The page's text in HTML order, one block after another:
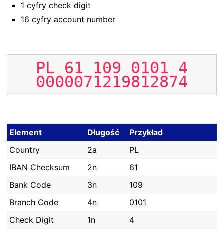
1 cyfry check digit
16 cyfry account number
PL 61 109 0101 4
0000071219812874
Element Długość
Przykład
Country
2a
PL
IBAN Checksum
2n
61
Bank Code
3n
109
Branch Code
4n
0101
Check Digit
1n
4